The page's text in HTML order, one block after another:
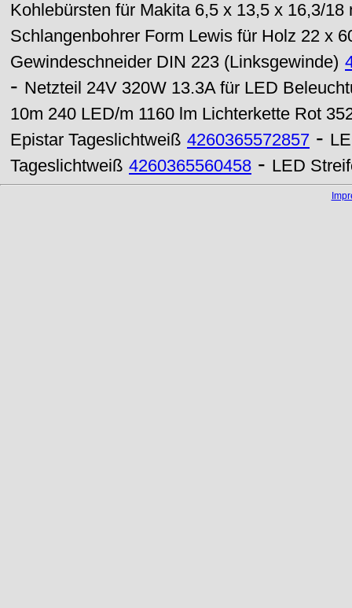
Kohlebürsten für Makita 6,5 x 13,5 x 16,3/
Schlangenbohrer Form Lewis für Holz 22 x
Gewindeschneider DIN 223 (Linksgewinde)
- Netzteil 24V 320W 13.3A für LED
10m 240 LED/m 1160 lm Lichterkette Rot
Epistar Tageslichtweiß 4260365572857 -
Tageslichtweiß 4260365560458 - LED